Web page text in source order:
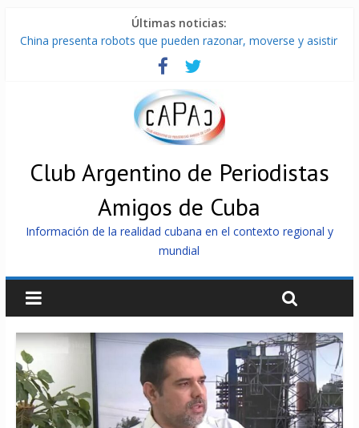
Últimas noticias:
China presenta robots que pueden razonar, moverse y asistir
Nuevas sanciones de EEUU contra Cuba apuntan a la
cooperación militar con Rusia y China
Brutal represión contra los que marchan para que no se
Distribuyen en Cuba Equipos fotovoltaicos recibidos desde
Argentina
Milei firmó memorándum con EE.UU sin informarlo
Club Argentino de Periodistas
Amigos de Cuba
Información de la realidad cubana en el contexto regional y
mundial